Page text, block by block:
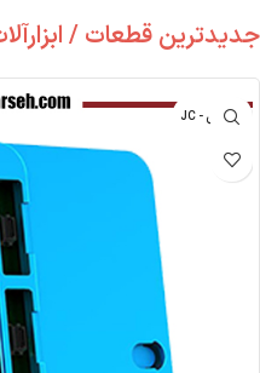
جدیدترین قطعات /
جی سی - JC